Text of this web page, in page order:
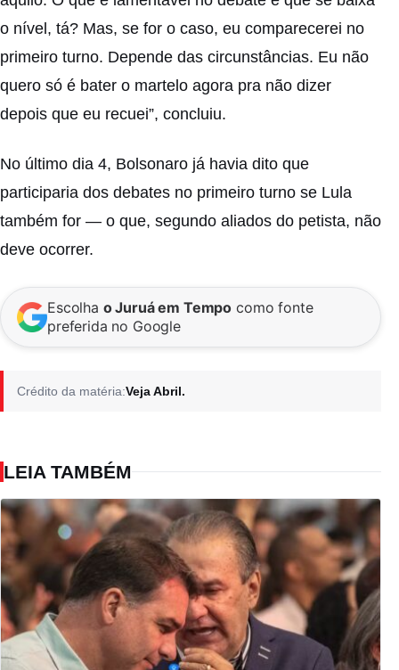
o nível, tá? Mas, se for o caso, eu comparecerei no
primeiro turno. Depende das circunstâncias. Eu não
quero só é bater o martelo agora pra não dizer
depois que eu recuei”, concluiu.
No último dia 4, Bolsonaro já havia dito que
participaria dos debates no primeiro turno se Lula
também for — o que, segundo aliados do petista, não
deve ocorrer.
Escolha o Juruá em Tempo como fonte
preferida no Google
Crédito da matéria:Veja Abril.
LEIA TAMBÉM